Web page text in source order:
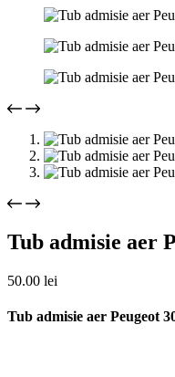
Tub admisie aer
50.00 lei
Tub admisie aer Peugeot